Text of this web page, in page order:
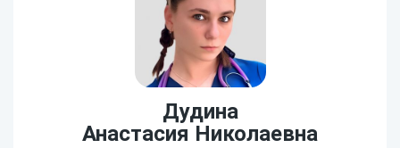
Дудина
Анастасия Николаевна